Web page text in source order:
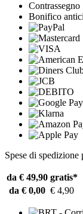
Contrassegno
Bonifico
Spese di spedizione
da € 49,90 gratis*
da € 0,00 € 4,90